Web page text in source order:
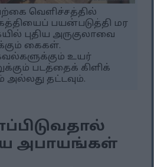
வெளிச்சத்தில்
பயன்படுத்தி மர
புதிய அருகுலாவை
கைகள்.
உயர்
படத்தைக் கிளிக்
அல்லது தட்டவும்.
அபாயங்கள்